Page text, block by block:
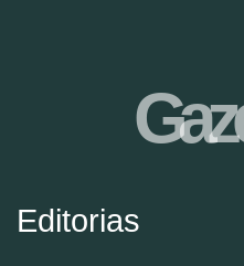
Editorias